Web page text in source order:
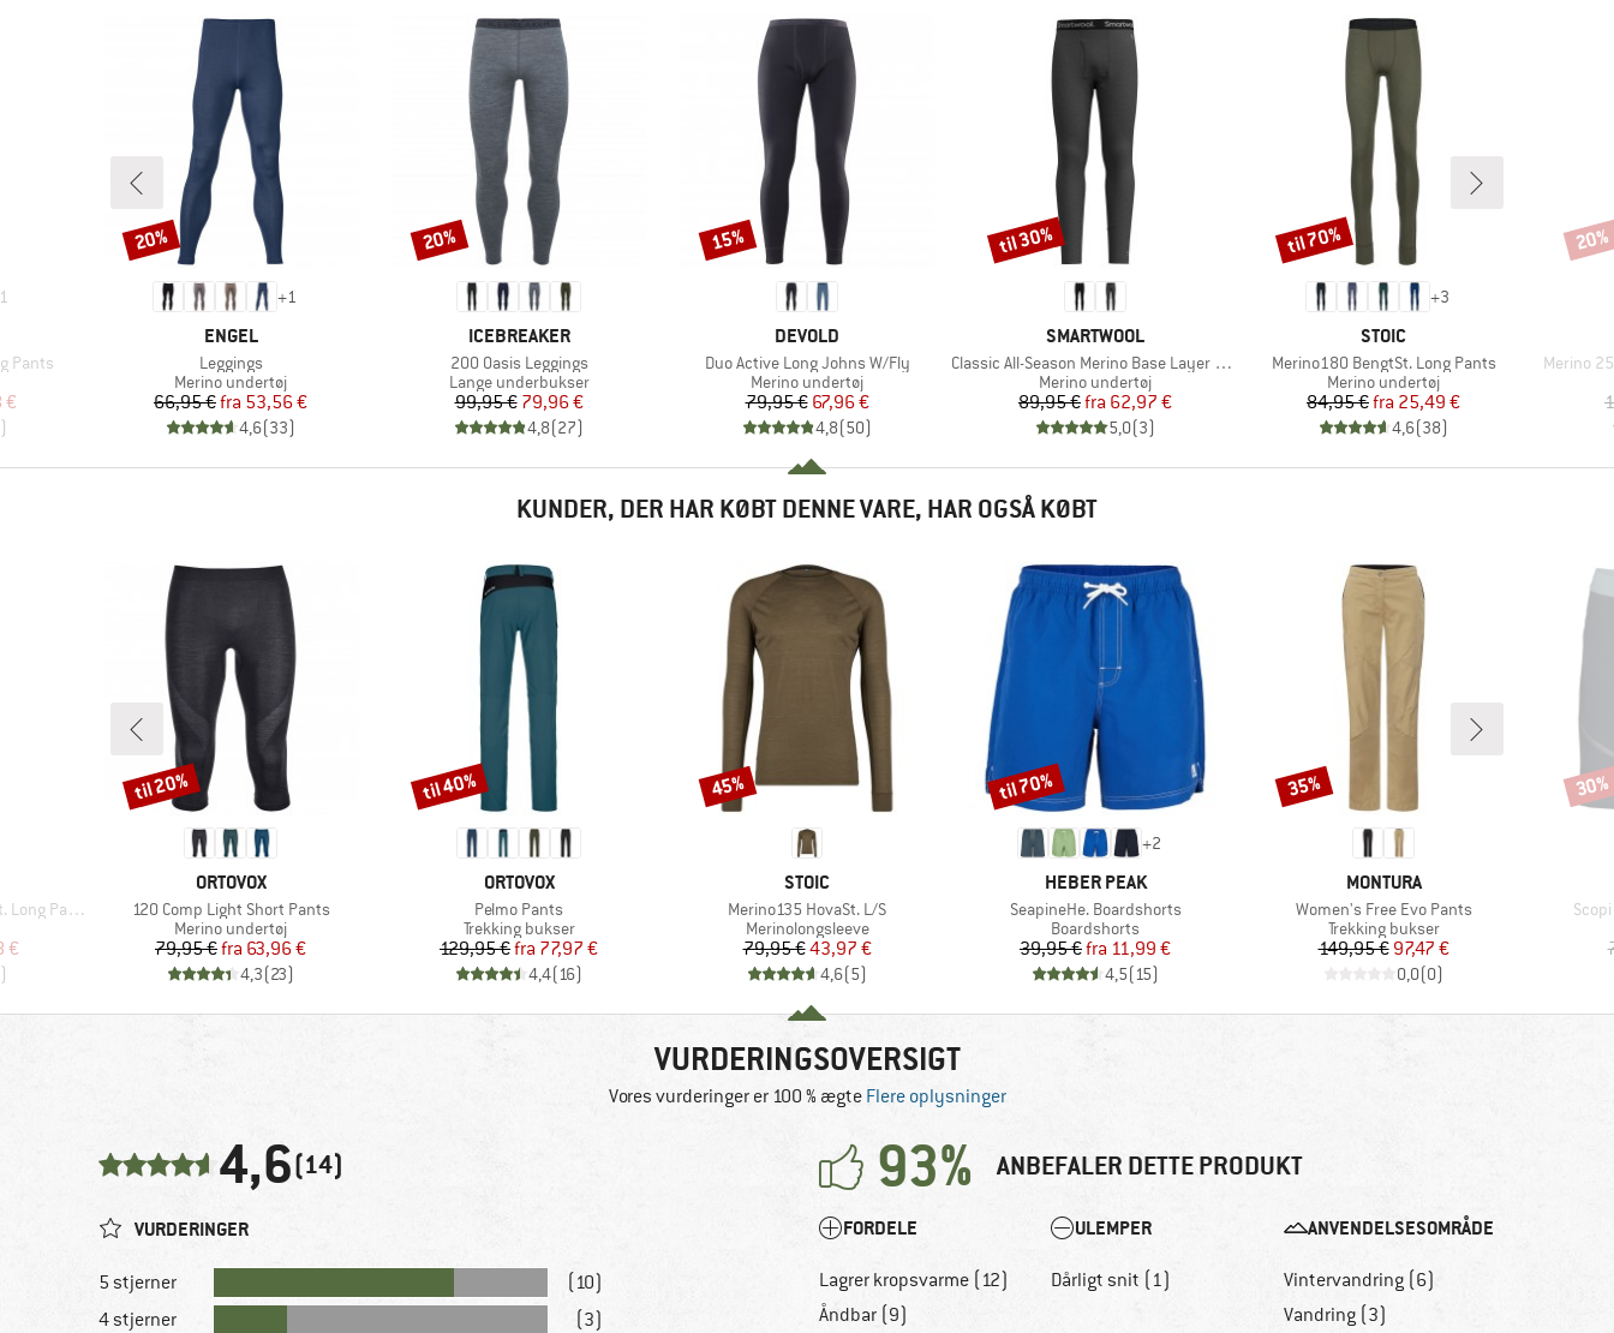
1
Pants
€
)
+1
MÆRKE
ENGEL
Artikel
Leggings
Produktgruppe
Merino undertøj
Pris
66,95 € Nedsat pris
fra 53,56 €
4,6(33)
Rabat
20%
MÆRKE
ICEBREAKER
Artikel
200 Oasis Leggings
Produktgruppe
Lange underbukser
Pris
99,95 €Nedsat pris
79,96 €
4,8(27)
Rabat
20%
MÆRKE
DEVOLD
Artikel
Duo Active Long Johns W/Fly
Produktgruppe
Merino undertøj
Pris
79,95 €Nedsat pris
67,96 €
4,8(50)
Rabat
15%
MÆRKE
SMARTWOOL
Artikel
Classic All-Season Merino Base Layer Bottom Boxed
Produktgruppe
Merino undertøj
Pris
89,95 € Nedsat pris
fra 62,97 €
5,0(3)
Rabat
til 30%
+3
MÆRKE
STOIC
Artikel
Merino180 BengtSt. Long Pants
Produktgruppe
Merino undertøj
Pris
84,95 € Nedsat pris
fra 25,49 €
4,6(38)
Rabat
til 70%
Artikel
Merino
Rabat
20%
KUNDER, DER HAR KØBT DENNE VARE, HAR OGSÅ KØBT
Pants
€
)
MÆRKE
ORTOVOX
Artikel
120 Comp Light Short Pants
Produktgruppe
Merino undertøj
Pris
79,95 € Nedsat pris
fra 63,96 €
4,3(23)
Rabat
til 20%
MÆRKE
ORTOVOX
Artikel
Pelmo Pants
Produktgruppe
Trekking bukser
Pris
129,95 € Nedsat pris
fra 77,97 €
4,4(16)
Rabat
til 40%
MÆRKE
STOIC
Artikel
Merino135 HovaSt. L/S
Produktgruppe
Merinolongsleeve
Pris
79,95 €Nedsat pris
43,97 €
4,6(5)
Rabat
45%
+2
MÆRKE
HEBER PEAK
Artikel
SeapineHe. Boardshorts
Produktgruppe
Boardshorts
Pris
39,95 € Nedsat pris
fra 11,99 €
4,5(15)
Rabat
til 70%
MÆRKE
MONTURA
Artikel
Women's Free Evo Pants
Produktgruppe
Trekking bukser
Pris
149,95 €Nedsat pris
97,47 €
0,0(0)
Rabat
35% Rabat
30%
VURDERINGSOVERSIGT
Vores vurderinger er 100 % ægte Flere oplysninger
4,6(14) 93% ANBEFALER DETTE PRODUKT
VURDERINGER
5 stjerner
(10)
4 stjerner
(3)
FORDELE
Lagrer kropsvarme (12)
Åndbar (9)
ULEMPER
Dårligt snit (1)
ANVENDELSESOMRÅDE
Vintervandring (6)
Vandring (3)